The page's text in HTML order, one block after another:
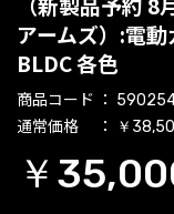
アームズ）:電
BLDC 各色
商品コード
通常価格 ￥
￥